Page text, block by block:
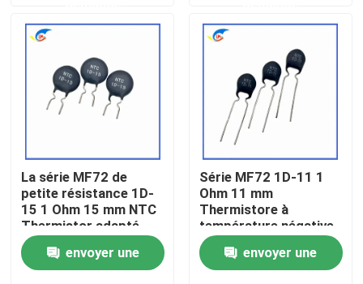
Visite de l'usine
Contrôle de la qualité
Nous contacter
Nouvelles
La série MF72 de
petite résistance 1D-
15 1 Ohm 15 mm NTC
Thermistor adapté
pour la commutation
de l'adaptateur de
puissance
envoyer une
Série MF72 1D-11 1
Ohm 11 mm
Thermistore à
température négative
pour l'alimentation
électriqueenvoyer une